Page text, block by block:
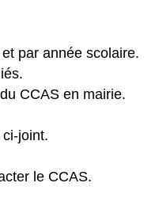
par année scolaire.
CCAS en mairie.
joint.
le CCAS.